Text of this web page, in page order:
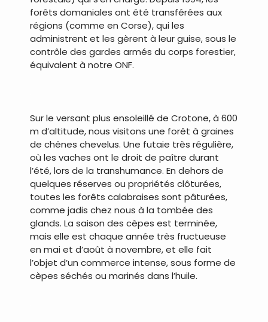
forêts domaniales ont été transférées aux
régions (comme en Corse), qui les
administrent et les gèrent à leur guise, sous le
contrôle des gardes armés du corps forestier,
équivalent à notre ONF.
Sur le versant plus ensoleillé de Crotone, à 600
m d’altitude, nous visitons une forêt à graines
de chênes chevelus. Une futaie très régulière,
où les vaches ont le droit de paître durant
l’été, lors de la transhumance. En dehors de
quelques réserves ou propriétés clôturées,
toutes les forêts calabraises sont pâturées,
comme jadis chez nous à la tombée des
glands. La saison des cèpes est terminée,
mais elle est chaque année très fructueuse
en mai et d’août à novembre, et elle fait
l’objet d’un commerce intense, sous forme de
cèpes séchés ou marinés dans l’huile.